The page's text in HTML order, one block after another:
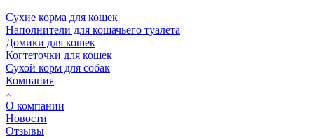
Сухие корма для кошек
Наполнители для кошачьего туалета
Домики для кошек
Когтеточки для кошек
Сухой корм для собак
Компания
О компании
Новости
Отзывы